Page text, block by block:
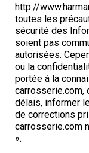
http://
toutes les
sécurité des
soient pas
autorisées.
ou la
portée à la
carrosserie.com,
délais, informer
de corrections
carrosserie.com
».